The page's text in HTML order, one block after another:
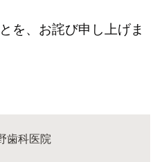
を、お詫び申し上げま
歯科医院